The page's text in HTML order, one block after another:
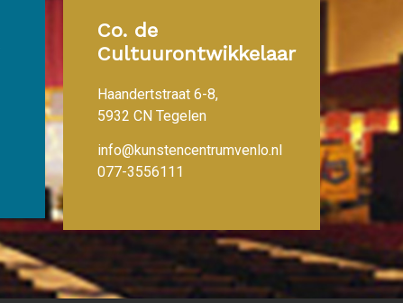
Co. de
Cultuurontwikkelaar
Haandertstraat 6-8,
5932 CN Tegelen
info@kunstencentrumvenlo.nl
077-3556111